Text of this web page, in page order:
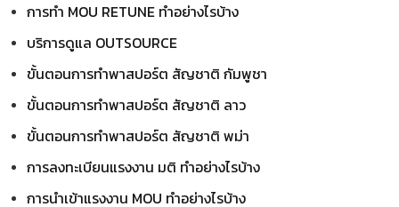
การทำ MOU RETUNE ทำอย่างไรบ้าง
บริการดูแล OUTSOURCE
ขั้นตอนการทำพาสปอร์ต สัญชาติ กัมพูชา
ขั้นตอนการทำพาสปอร์ต สัญชาติ ลาว
ขั้นตอนการทำพาสปอร์ต สัญชาติ พม่า
การลงทะเบียนแรงงาน มติ ทำอย่างไรบ้าง
การนำเข้าแรงงาน MOU ทำอย่างไรบ้าง